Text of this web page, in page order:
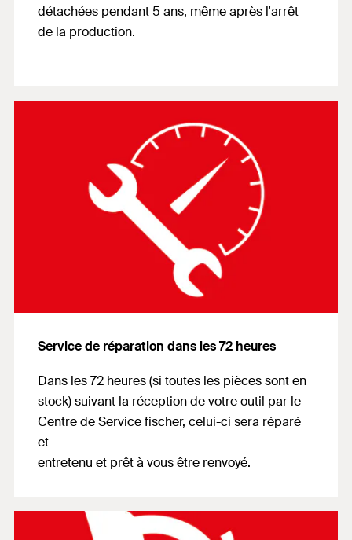
détachées pendant 5 ans, même après l'arrêt
de la production.
Service de réparation dans les 72 heures
Dans les 72 heures (si toutes les pièces sont en
stock) suivant la réception de votre outil par le
Centre de Service fischer, celui-ci sera réparé
et
entretenu et prêt à vous être renvoyé.